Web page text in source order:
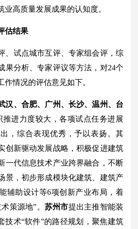
业高质量发展成果的认知度。
结果
试点城市互评、专家组会评，综
果分析、专家评议等方法，对24个
作情况的评估意见如下。
汉、合肥、广州、长沙、温州、台
推进力度较大，各项试点任务进展
，综合表现优秀，予以表扬。其
创新驱动发展战略，积极促进建筑
一代信息技术产业跨界融合，不断
景，初步形成模块化建筑、建筑产
辅助设计等6项创新产业布局，着
策源地”。 苏州市提出主推智能装
技术“软件”的路径规划，聚焦建筑